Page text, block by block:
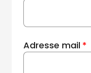
Adresse mail